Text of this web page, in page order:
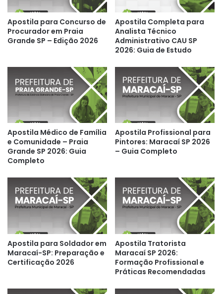
Apostila para Concurso de
Procurador em Praia
Grande SP – Edição 2026
Apostila Completa para
Analista Técnico
Administrativo CAU SP
2026: Guia de Estudo
Apostila Médico de Família
e Comunidade – Praia
Grande SP 2026: Guia
Completo
Apostila Profissional para
Pintores: Maracaí SP 2026
– Guia Completo
Apostila para Soldador em
Maracaí-SP: Preparação e
Certificação 2026
Apostila Tratorista
Maracaí SP 2026:
Formação Profissional e
Práticas Recomendadas